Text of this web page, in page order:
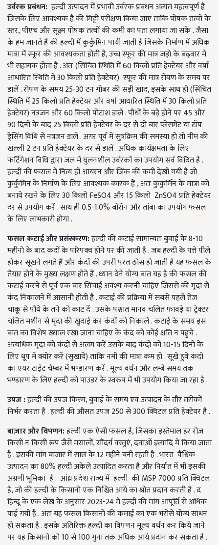
उर्वरक प्रबंधन: हल्दी उत्पादन में प्रभावी उर्वरक प्रबंधन अत्यंत महत्वपूर्ण है
जिसके लिए आवश्यक है की मिट्टी परीक्षण किया जाए ताकि पोषक तत्वों के
स्तर, पीएच और सूक्ष्म पोषक तत्वों की कमी का पता लगाया जा सके . जैसा
के हम जानते हैं की हल्दी में कुर्कुमिन पायी जाती है जिसके निर्माण में अधिक
मात्रा में स्फूर की आवश्यकता होती है, उच्च स्फूर की मात्र जड़ो के बढ़वार में
भी सहायक होता है . अतः (सिंचित स्थिति में 60 किलो प्रति हेक्टेयर और वर्षा
आधारित स्थिति में 30 किलो प्रति हेक्टेयर) स्फूर की मात्र रोपण के समय पर
डालें . रोपण के समय 25-30 टन गोबर की सड़ी खाद, इसके साथ ही (सिंचित
स्थिति में 25 किलो प्रति हेक्टेयर और वर्षा आधारित स्थिति में 30 किलो प्रति
हेक्टेयर) नत्रजन और 60 किलो पोटाश डालें . पौधों के बड़े होने पर 45 और
90 दिनों के बाद 25 किलो प्रति हेक्टेयर के दर से दो बार प्लेसमेंट या टॉप
ड्रेसिंग विधि से नत्रजन डालें . अगर पूर्व में सुत्रक्रिम की समस्या हो तो नीम की
खल्ली 2 टन प्रति हेक्टेयर के दर से डालें . अधिक कार्यक्षमता के लिए
फर्टिगेशन विधि द्वारा जल में घुलनशील उर्वरकों का उपयोग सर्व विदित है .
हल्दी की फसल में नित्य ही आयरन और जिंक की कमी देखी गयी है जो
कुर्कुमिन के निर्माण के लिए आवश्यक कारक हैं , अतः कुकुर्मिन के मात्रा को
बनाये रखने के लिए 30 किलो FeSO4 और 15 किलो ZnSO4 प्रति हेक्टेयर
दर से उपयोग करें . साथ ही 0.5-1.0% बोरॉन और तांबा का उपयोग फसल
के लिए लाभकारी होगा .
फसल कटाई और प्रसंस्करण:हल्दी की कटाई सामान्यतः बुवाई के 8-10
महीनो के बाद कंदों के परिपक्व होने पर की जाती है . जब हल्दी के पत्ते पीले
होकर सूखने लगते हैं और कंदों की उपरी परत ठोस हो जाती है यह फसल के
तैयार होने के मुख्य लक्षण होते हैं . ध्यान देने योग्य बात यह है की फसल की
कटाई करने से पूर्व एक बार सिंचाई अवश्य करनी चाहिए जिससे की मृदा से
कंद निकालने में आसानी होती है . कटाई की प्रक्रिया में सबसे पहले तेज
चाकू से पौधे के तने को काट दें . उसके पश्चात मानव चलित फावड़े या ट्रेक्टर
चलित मशीन से मृदा की खुदाई कर कंदों को निकालें . कटाई के समय इस
बात का विशेष ख्याल रखा जाना चाहिए के कंद को कोई क्षति न पहुचे .
अत्यधिक मृदा को कंदों से अलग करें उसके बाद कंदों को 10-15 दिनों के
लिए धूप में क्योर करें (सुखाये) ताकि नमी की मात्रा कम हो . सूखे हुवे कंदों
का एयर टाईट चैम्बर में भण्डारण करें . मूल्य वर्धन और लम्बे समय तक
भण्डारण के लिए हल्दी को पाउडर के स्वरुप में भी उपयोग किया जा रहा है .
उपज :हल्दी की उपज किस्म, बुवाई के समय एवं उत्पादन के तौर तरीकों
निर्भर करता है . हल्दी की औसत उपज 250 से 300 क्विंटल प्रति हेक्टेयर है .
बाज़ार और विपणन:हल्दी एक ऐसी फसल है, जिसका इस्तेमाल हर रोज़
किसी न किसी रूप जैसे मसालों, सौंदर्य वस्तुएं, दवाओं इत्यादि में किया जाता
है . इसकी मांग बाजार में साल के 12 महीने बनी रहती है . भारत वैश्विक
उत्पादन का 80% हल्दी अकेले उत्पादित करता है और निर्यात में भी इसकी
अग्रणी भूमिका है . आंध्र प्रदेश राज्य में हल्दी की MSP 7000 प्रति क्विंटल
है, जो की हल्दी के किसानो एक निश्चित आये का श्रोत प्रदान करती है . द
हिन्दू के एक लेख के अनुसार 2023-24 में हल्दी की मांग आपूर्ति से अधिक
पाई गयी है . अतः यह फसल किसानो की कमाई का एक भरोसे योग्य साधन
हो सकता है . इसके अतिरिक्त हल्दी का विपणन मूल्य वर्धन कर किये जाने
पर यह किसानो को 10 से 100 गुना तक अधिक आये प्रदान कर सकता है .